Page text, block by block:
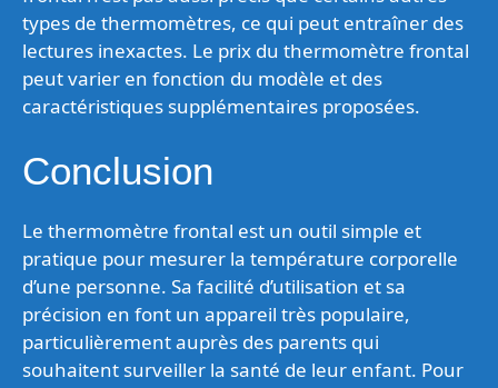
types de thermomètres, ce qui peut entraîner des
lectures inexactes. Le prix du thermomètre frontal
peut varier en fonction du modèle et des
caractéristiques supplémentaires proposées.
Conclusion
Le thermomètre frontal est un outil simple et
pratique pour mesurer la température corporelle
d’une personne. Sa facilité d’utilisation et sa
précision en font un appareil très populaire,
particulièrement auprès des parents qui
souhaitent surveiller la santé de leur enfant. Pour